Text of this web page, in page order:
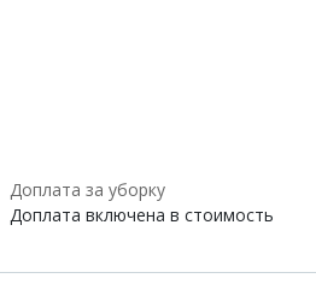
Доплата за уборку
Доплата включена в стоимость